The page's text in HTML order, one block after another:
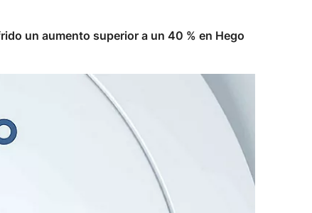
un aumento superior a un 40 % en Hego